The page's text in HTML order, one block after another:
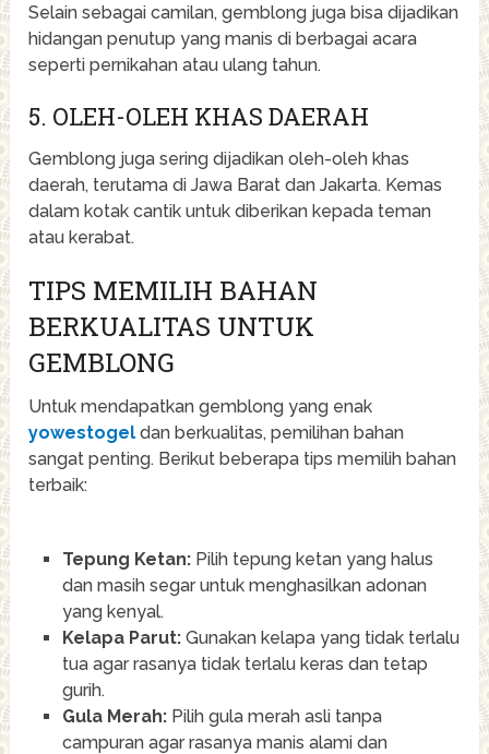
Selain sebagai camilan, gemblong juga bisa dijadikan
hidangan penutup yang manis di berbagai acara
seperti pernikahan atau ulang tahun.
5. OLEH-OLEH KHAS DAERAH
Gemblong juga sering dijadikan oleh-oleh khas
daerah, terutama di Jawa Barat dan Jakarta. Kemas
dalam kotak cantik untuk diberikan kepada teman
atau kerabat.
TIPS MEMILIH BAHAN
BERKUALITAS UNTUK
GEMBLONG
Untuk mendapatkan gemblong yang enak
yowestogel dan berkualitas, pemilihan bahan
sangat penting. Berikut beberapa tips memilih bahan
terbaik:
Tepung Ketan:Pilih tepung ketan yang halus
dan masih segar untuk menghasilkan adonan
yang kenyal.
Kelapa Parut:Gunakan kelapa yang tidak terlalu
tua agar rasanya tidak terlalu keras dan tetap
gurih.
Gula Merah:Pilih gula merah asli tanpa
campuran agar rasanya manis alami dan